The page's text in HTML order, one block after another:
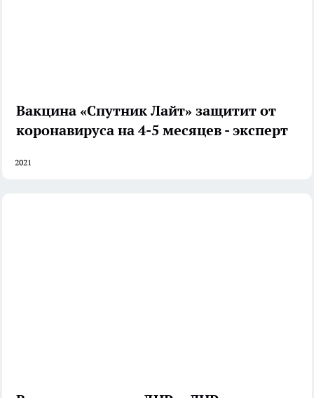
Вакцина «Спутник Лайт» защитит от
коронавируса на 4-5 месяцев - эксперт
2021